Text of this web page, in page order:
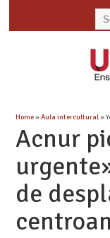
Home»Aula intercultural»
Acnur
de